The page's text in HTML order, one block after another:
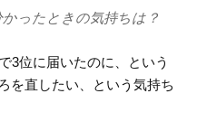
ったときの気持ちは？
3位に届いたのに、という
を直したい、という気持ち